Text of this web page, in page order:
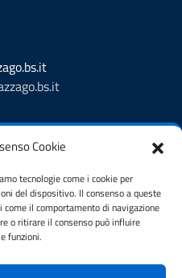
Cookie
tecnologie come i cookie per
del dispositivo. Il consenso a queste
il comportamento di navigazione
o ritirare il consenso può influire
funzioni.